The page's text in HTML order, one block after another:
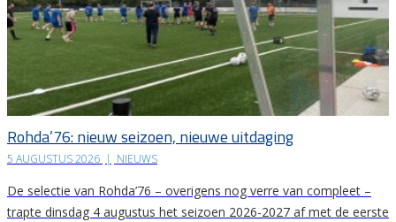
Rohda’76: nieuw seizoen, nieuwe uitdaging
5 AUGUSTUS 2026 | NIEUWS
De selectie van Rohda’76 – overigens nog verre van compleet –
trapte dinsdag 4 augustus het seizoen 2026-2027 af met de eerste